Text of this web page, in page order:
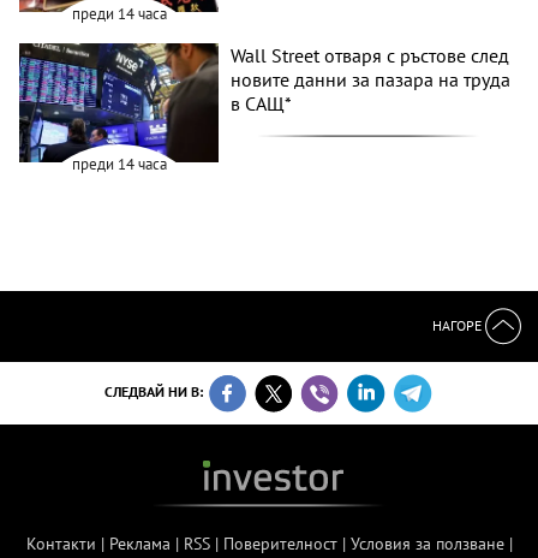
преди 14 часа
преди 14 часа
Wall Street отваря с ръстове след
новите данни за пазара на труда
в САЩ*
НАГОРЕ
СЛЕДВАЙ НИ В:
Контакти | Реклама | RSS| Поверителност| Условия за ползване|